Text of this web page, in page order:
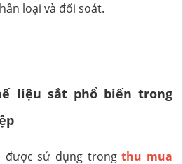
loại và đối soát.
liệu sắt phổ biến trong
được sử dụng trongthu mua